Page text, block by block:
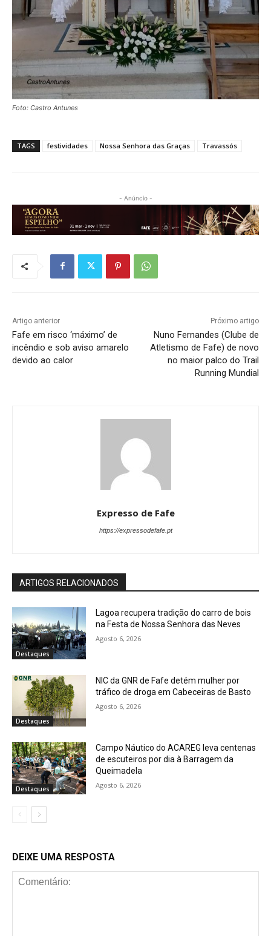
Foto: Castro Antunes
TAGS festividades Nossa Senhora das Graças Travassós
- Anúncio -
Artigo anterior
Fafe em risco ‘máximo’ de
incêndio e sob aviso amarelo
devido ao calor
Próximo artigo
Nuno Fernandes (Clube de
Atletismo de Fafe) de novo
no maior palco do Trail
Running Mundial
Expresso de Fafe
https://expressodefafe.pt
ARTIGOS RELACIONADOS
Destaques
Lagoa recupera tradição do carro de bois
na Festa de Nossa Senhora das Neves
Agosto 6, 2026
Destaques
NIC da GNR de Fafe detém mulher por
tráfico de droga em Cabeceiras de Basto
Agosto 6, 2026
Destaques
Campo Náutico do ACAREG leva centenas
de escuteiros por dia à Barragem da
Queimadela
Agosto 6, 2026
DEIXE UMA RESPOSTA